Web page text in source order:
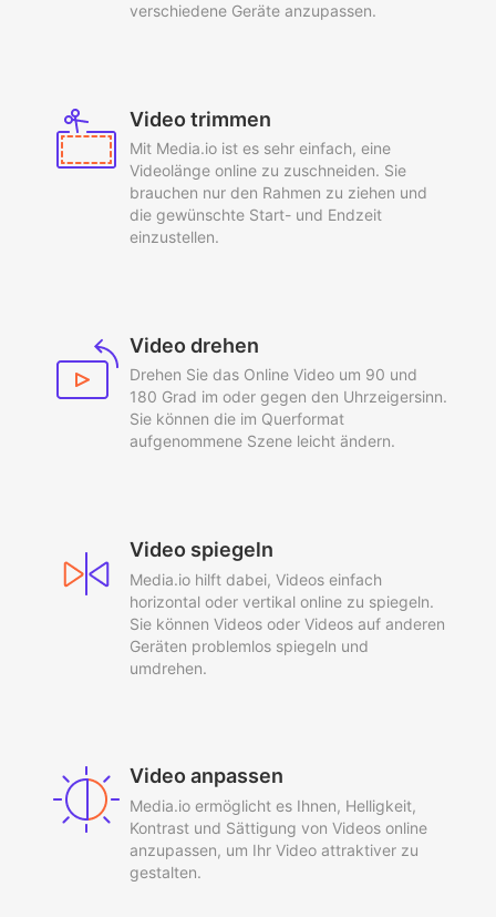
verschiedene Geräte anzupassen.
Video trimmen
Mit Media.io ist es sehr einfach, eine
Videolänge online zu zuschneiden. Sie
brauchen nur den Rahmen zu ziehen und
die gewünschte Start- und Endzeit
einzustellen.
Video drehen
Drehen Sie das Online Video um 90 und
180 Grad im oder gegen den Uhrzeigersinn.
Sie können die im Querformat
aufgenommene Szene leicht ändern.
Video spiegeln
Media.io hilft dabei, Videos einfach
horizontal oder vertikal online zu spiegeln.
Sie können Videos oder Videos auf anderen
Geräten problemlos spiegeln und
umdrehen.
Video anpassen
Media.io ermöglicht es Ihnen, Helligkeit,
Kontrast und Sättigung von Videos online
anzupassen, um Ihr Video attraktiver zu
gestalten.